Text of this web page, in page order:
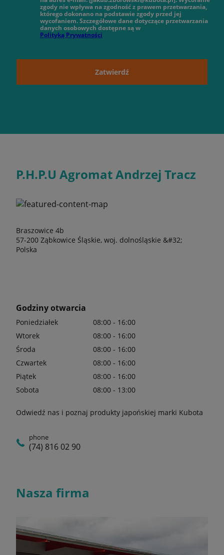
zgody nie wpływa na zgodność z prawem przetwarzania,
którego dokonano na podstawie zgody przed jej
wycofaniem. Szczegółowe dane dotyczące przetwarzania
danych osobowych dostępne są w
Polityką Prywatności
Zatwierdź
P.H.P.U Agromat Andrzej Tracz
Braszowice 4b
57-200 Ząbkowice Śląskie, woj. dolnośląskie &#32;
Polska
Godziny otwarcia
Poniedziałek
08:00 - 16:00
Wtorek
08:00 - 16:00
Środa
08:00 - 16:00
Czwartek
08:00 - 16:00
Piątek
08:00 - 16:00
Sobota
08:00 - 13:00
Odwiedź nas i poznaj produkty japońskiej marki Kubota
phone
(74) 816 02 90
Nasza firma